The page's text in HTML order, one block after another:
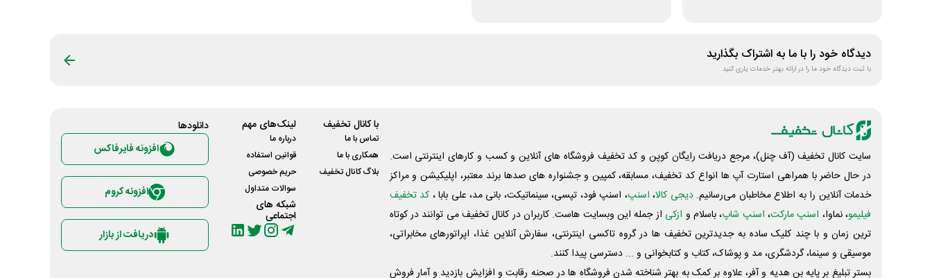
دیدگاه خود را با ما به اشتراک بگذارید
با ثبت دیدگاه خود ما را در ارائه بهتر خدمات یاری کنید
سایت کانال تخفیف (آف چنل)، مرجع دریافت رایگان کوپن و کد تخفیف فروشگاه های آنلاین و کسب و‌ کارهای اینترنتی است.
در حال حاضر با همراهی استارت آپ ها انواع کد تخفیف، مسابقه، کمپین و جشنواره های صدها برند معتبر، اپلیکیشن و مراکز
خدمات آنلاین را به اطلاع مخاطبان می‌رسانیم. دیجی کالا، اسنپ، اسنپ فود، تپسی، سینماتیکت، بانی مد، علی‌ بابا ، کد تخفیف
فیلیمو، نماوا، اسنپ مارکت، اسنپ شاپ، باسلام و ازکی از جمله این وبسایت ‌هاست. کاربران در کانال تخفیف می توانند در کوتاه
ترین زمان و با چند کلیک ساده به جدیدترین تخفیف ها در گروه تاکسی اینترنتی، سفارش آنلاین غذا، اپراتورهای مخابراتی،
موسیقی و سینما، گردشگری، مد و پوشاک، کتاب و کتابخوانی و ... دسترسی پیدا کنند.
بستر تبلیغ بر پایه بن هدیه و آفر، علاوه بر کمک به بهتر شناخته شدن فروشگاه ها در صحنه رقابت و افزایش بازدید و آمار فروش
با کانال تخفیف
تماس با ما
همکاری با ما
بلاگ کانال تخفیف
لینک‌های مهم
درباره ما
قوانین استفاده
حریم خصوصی
سوالات متداول
شبکه های
اجتماعی
دانلود‌ها
افزونه فایرفاکس
افزونه کروم
دریافت از بازار